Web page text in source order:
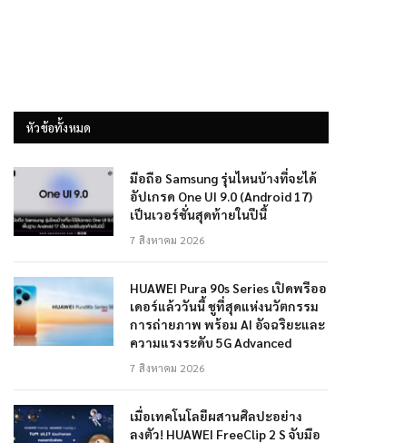
หัวข้อทั้งหมด
มือถือ Samsung รุ่นไหนบ้างที่จะได้
อัปเกรด One UI 9.0 (Android 17)
เป็นเวอร์ชั่นสุดท้ายในปีนี้
7 สิงหาคม 2026
HUAWEI Pura 90s Series เปิดพรีออ
เดอร์แล้ววันนี้ ชูที่สุดแห่งนวัตกรรม
การถ่ายภาพ พร้อม AI อัจฉริยะและ
ความแรงระดับ 5G Advanced
7 สิงหาคม 2026
เมื่อเทคโนโลยีผสานศิลปะอย่าง
ลงตัว! HUAWEI FreeClip 2 S จับมือ